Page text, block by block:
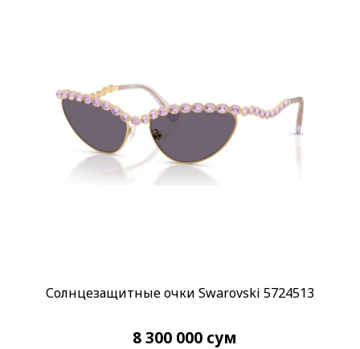
Солнцезащитные очки Swarovski 5724513
8 300 000 сум